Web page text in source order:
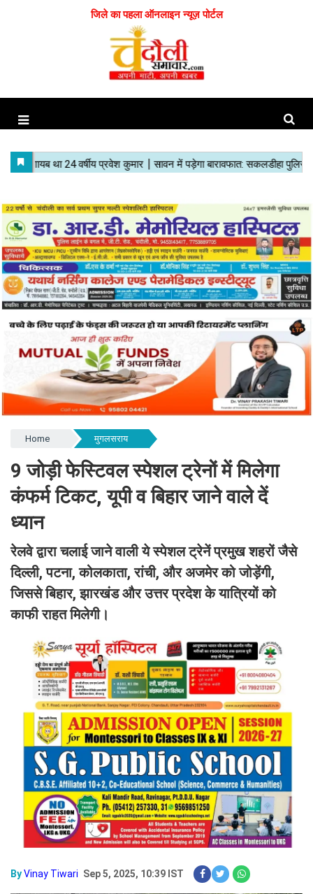
जिले का पहला ऑनलाइन न्यूज़ पोर्टल
Home मुगलसराय
9 जोड़ी फेस्टिवल स्पेशल ट्रेनों में मिलेगा
कंफर्म टिकट, यूपी व बिहार जाने वाले दें
ध्यान
रेलवे द्वारा चलाई जाने वाली ये स्पेशल ट्रेनें प्रमुख शहरों जैसे
दिल्ली, पटना, कोलकाता, रांची, और अजमेर को जोड़ेंगी,
जिससे बिहार, झारखंड और उत्तर प्रदेश के यात्रियों को
काफी राहत मिलेगी।
ByVinay Tiwari Sep 5, 2025, 10:39 IST